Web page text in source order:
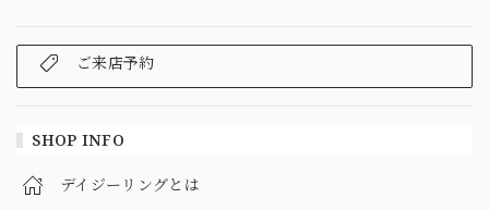
ご来店予約
SHOP INFO
デイジーリングとは